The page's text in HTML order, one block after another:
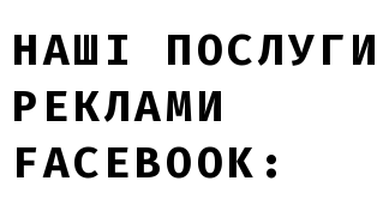
НАШІ ПОСЛУГИ
РЕКЛАМИ
FACEBOOK: